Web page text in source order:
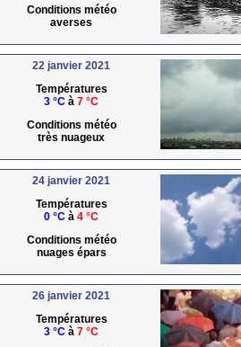
Conditions météo
averses
22 janvier 2021
Températures
3 °C à 7 °C
Conditions météo
très nuageux
24 janvier 2021
Températures
0 °C à 4 °C
Conditions météo
nuages épars
26 janvier 2021
Températures
3 °C à 7 °C